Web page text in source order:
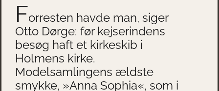
Forresten havde man, siger
Otto Dørge: før kejserindens
besøg haft et kirkeskib i
Holmens kirke.
Modelsamlingens ældste
smykke, »Anna Sophia«, som i